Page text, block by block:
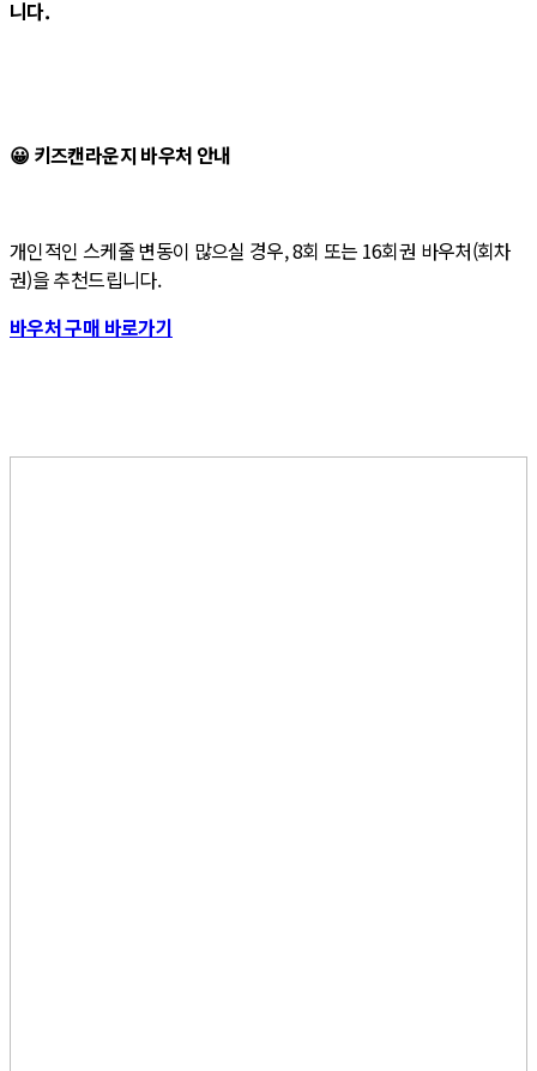
니다.
😀 키즈캔라운지 바우처 안내
개인적인 스케줄 변동이 많으실 경우, 8회 또는 16회권 바우처(회차
권)을 추천드립니다.
바우처 구매 바로가기